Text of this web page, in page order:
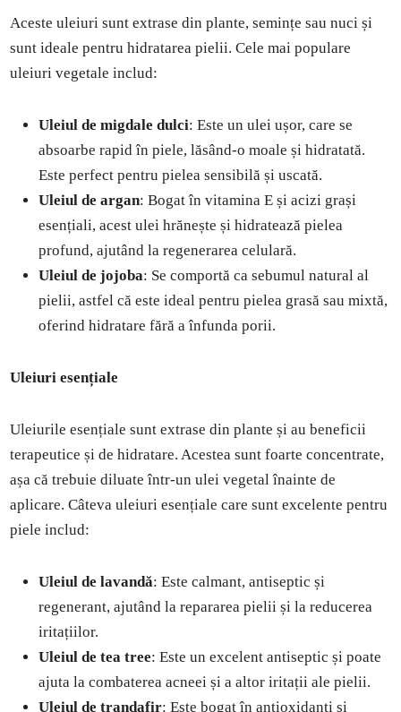
Aceste uleiuri sunt extrase din plante, semințe sau nuci și
sunt ideale pentru hidratarea pielii. Cele mai populare
uleiuri vegetale includ:
Uleiul de migdale dulci: Este un ulei ușor, care se
absoarbe rapid în piele, lăsând-o moale și hidratată.
Este perfect pentru pielea sensibilă și uscată.
Uleiul de argan: Bogat în vitamina E și acizi grași
esențiali, acest ulei hrănește și hidratează pielea
profund, ajutând la regenerarea celulară.
Uleiul de jojoba: Se comportă ca sebumul natural al
pielii, astfel că este ideal pentru pielea grasă sau mixtă,
oferind hidratare fără a înfunda porii.
Uleiuri esențiale
Uleiurile esențiale sunt extrase din plante și au beneficii
terapeutice și de hidratare. Acestea sunt foarte concentrate,
așa că trebuie diluate într-un ulei vegetal înainte de
aplicare. Câteva uleiuri esențiale care sunt excelente pentru
piele includ:
Uleiul de lavandă: Este calmant, antiseptic și
regenerant, ajutând la repararea pielii și la reducerea
iritațiilor.
Uleiul de tea tree: Este un excelent antiseptic și poate
ajuta la combaterea acneei și a altor iritații ale pielii.
Uleiul de trandafir: Este bogat în antioxidanți și